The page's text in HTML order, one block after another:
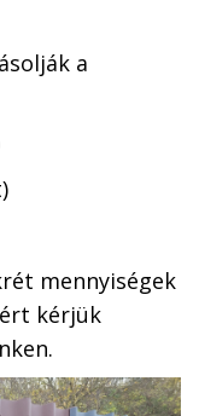
a
mennyiségek
kérjük